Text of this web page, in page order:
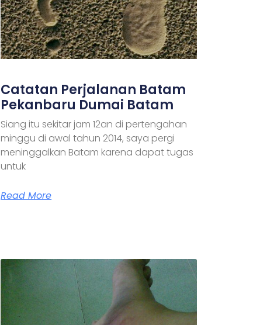
Catatan Perjalanan Batam
Pekanbaru Dumai Batam
Siang itu sekitar jam 12an di pertengahan
minggu di awal tahun 2014, saya pergi
meninggalkan Batam karena dapat tugas
untuk
Read More